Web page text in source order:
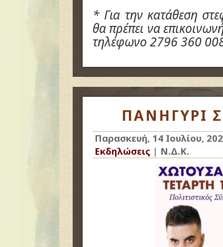
* Για την κατάθεση
θα πρέπει να
τηλέφωνο 2796 360
ΠΑΝΗΓΥΡΙ
Παρασκευή, 14 Ιουλίου,
Εκδηλώσεις | Ν.Δ.Κ.